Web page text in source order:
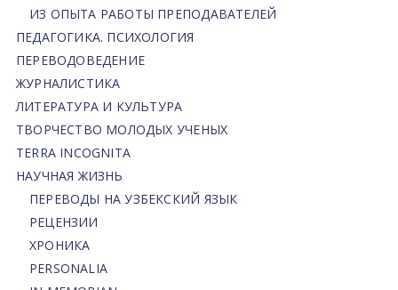
ИЗ ОПЫТА РАБОТЫ ПРЕПОДАВАТЕЛЕЙ
ПЕДАГОГИКА. ПСИХОЛОГИЯ
ПЕРЕВОДОВЕДЕНИЕ
ЖУРНАЛИСТИКА
ЛИТЕРАТУРА И КУЛЬТУРА
ТВОРЧЕСТВО МОЛОДЫХ УЧЕНЫХ
TERRA INCOGNITA
НАУЧНАЯ ЖИЗНЬ
ПЕРЕВОДЫ НА УЗБЕКСКИЙ ЯЗЫК
РЕЦЕНЗИИ
ХРОНИКА
PERSONALIA